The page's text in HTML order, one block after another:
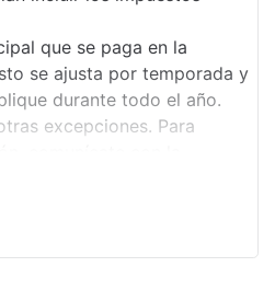
que se paga en la
se ajusta por temporada y
durante todo el año.
excepciones. Para